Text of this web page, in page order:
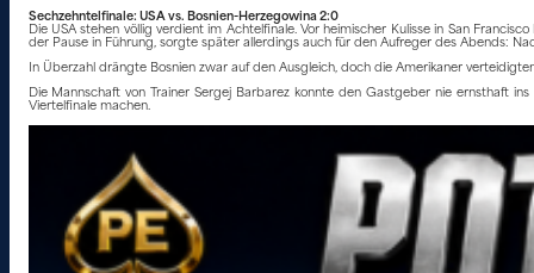
Sechzehntelfinale: USA vs. Bosnien-Herzegowina 2:0
Die USA stehen völlig verdient im Achtelfinale. Vor heimischer Kulisse in San
der Pause in Führung, sorgte später allerdings auch für den Aufreger des Abends:
In Überzahl drängte Bosnien zwar auf den Ausgleich, doch die Amerikaner
Die Mannschaft von Trainer Sergej Barbarez konnte den Gastgeber nie ernsthaft
Viertelfinale machen.